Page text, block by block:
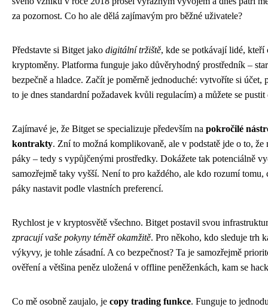
za pozornost. Co ho ale dělá zajímavým pro běžné uživatele?
Představte si Bitget jako digitální tržiště, kde se potkávají lidé,
kryptoměny. Platforma funguje jako důvěryhodný prostředník –
bezpečně a hladce. Začít je poměrně jednoduché: vytvoříte si účet,
to je dnes standardní požadavek kvůli regulacím) a můžete se
Zajímavé je, že Bitget se specializuje především na pokročilé
kontrakty. Zní to možná komplikovaně, ale v podstatě jde o to,
páky – tedy s vypůjčenými prostředky. Dokážete tak potenciálně
samozřejmě taky vyšší. Není to pro každého, ale kdo rozumí tomu,
páky nastavit podle vlastních preferencí.
Rychlost je v kryptosvětě všechno. Bitget postavil svou
zpracují vaše pokyny téměř okamžitě. Pro někoho, kdo sleduje trh
výkyvy, je tohle zásadní. A co bezpečnost? Ta je samozřejmě
ověření a většina peněz uložená v offline peněženkách, kam se
Co mě osobně zaujalo, je copy trading funkce. Funguje to